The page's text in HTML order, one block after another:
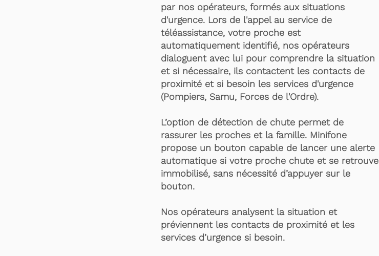
par nos opérateurs, formés aux situations
d'urgence. Lors de l'appel au service de
téléassistance, votre proche est
automatiquement identifié, nos opérateurs
dialoguent avec lui pour comprendre la situation
et si nécessaire, ils contactent les contacts de
proximité et si besoin les services d'urgence
(Pompiers, Samu, Forces de l'Ordre).
L’option de détection de chute permet de
rassurer les proches et la famille. Minifone
propose un bouton capable de lancer une alerte
automatique si votre proche chute et se retrouve
immobilisé, sans nécessité d’appuyer sur le
bouton.
Nos opérateurs analysent la situation et
préviennent les contacts de proximité et les
services d’urgence si besoin.